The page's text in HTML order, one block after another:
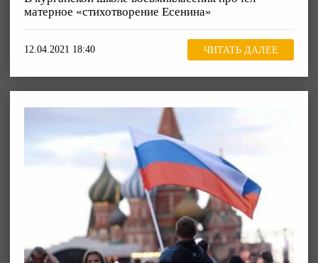
матерное «стихотворение Есенина»
12.04.2021 18:40 ЧИТАТЬ ДАЛЕЕ